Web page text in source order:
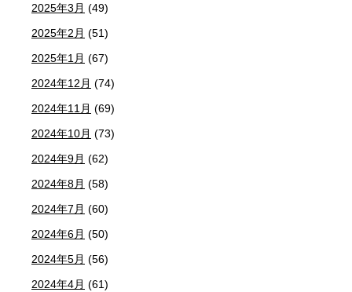
2025年3月 (49)
2025年2月 (51)
2025年1月 (67)
2024年12月 (74)
2024年11月 (69)
2024年10月 (73)
2024年9月 (62)
2024年8月 (58)
2024年7月 (60)
2024年6月 (50)
2024年5月 (56)
2024年4月 (61)